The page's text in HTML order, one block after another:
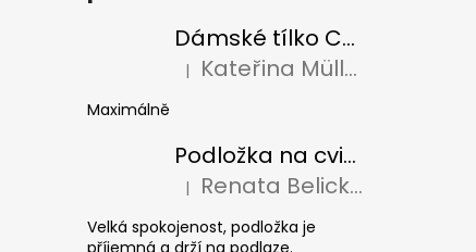
Dámské tílko CollieryMade
Hodnocení produktu je 5 z 5 hvězdiček.
| Kateřina Müllerová
Maximálně
Podložka na cvičení Colliery UAX!
Hodnocení produktu je 5 z 5 hvězdiček.
| Renata Belická
Velká spokojenost, podložka je
příjemná a drží na podlaze.